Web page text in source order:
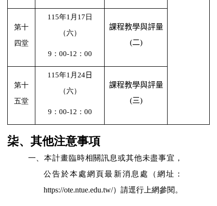
第十
四堂
115年1 月 17 日
（六）
9 ： 00-12 ： 00
課程教學與評量
(二)
第十
五堂
115年1 月 24日
（六）
9 ： 00-12 ： 00
課程教學與評量
(三)
柒、其他注意事項
一、本計畫臨時相關訊息或其他未盡事宜，
公告於本處網頁最新消息處（網址：
https://ote.ntue.edu.tw/）請逕行上網參閱。